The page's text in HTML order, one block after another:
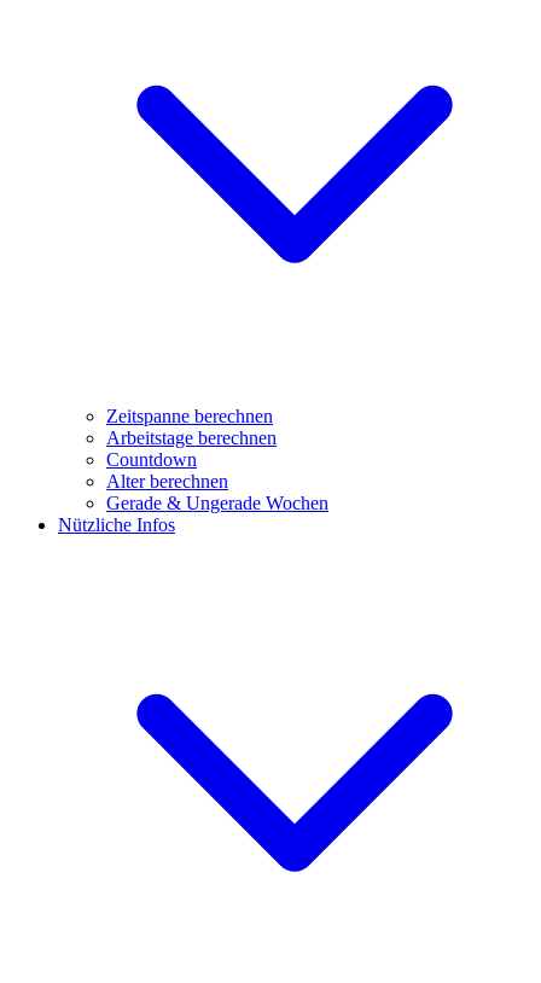
Zeitspanne berechnen
Arbeitstage berechnen
Countdown
Alter berechnen
Gerade & Ungerade Wochen
Nützliche Infos